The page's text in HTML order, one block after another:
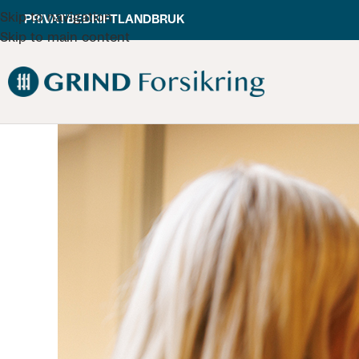
Skip to navigation
Skip to main content
PRIVATBEDRIFT LANDBRUK